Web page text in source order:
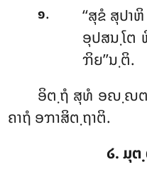
໑. ‘‘ສຸຂໍ ສຸປາຫິ
ອຸປສນ຺ໂຕ
ຠິຍ’’ນ຺ຕິ.
ອິຕ຺ຖໍ ສຸທໍ ອຎ຺ຎຕ
ຄາຖໍ ອຠາສິຕ຺ຖາຕິ.
໒. ມຸຕ຺